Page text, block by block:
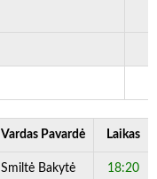
Vardas Pavardė Laikas
Smiltė Bakytė 18:20